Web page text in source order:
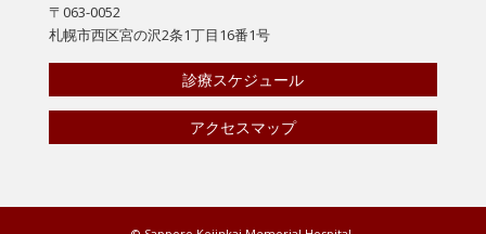
〒063-0052
札幌市西区宮の沢2条1丁目16番1号
診療スケジュール
アクセスマップ